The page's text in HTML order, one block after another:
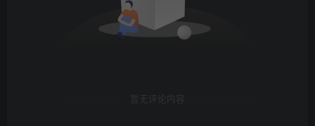
暂无评论内容